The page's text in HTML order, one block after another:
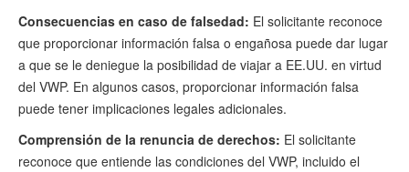
Consecuencias en caso de falsedad: El solicitante reconoce
que proporcionar información falsa o engañosa puede dar lugar
a que se le deniegue la posibilidad de viajar a EE.UU. en virtud
del VWP. En algunos casos, proporcionar información falsa
puede tener implicaciones legales adicionales.
Comprensión de la renuncia de derechos: El solicitante
reconoce que entiende las condiciones del VWP, incluido el